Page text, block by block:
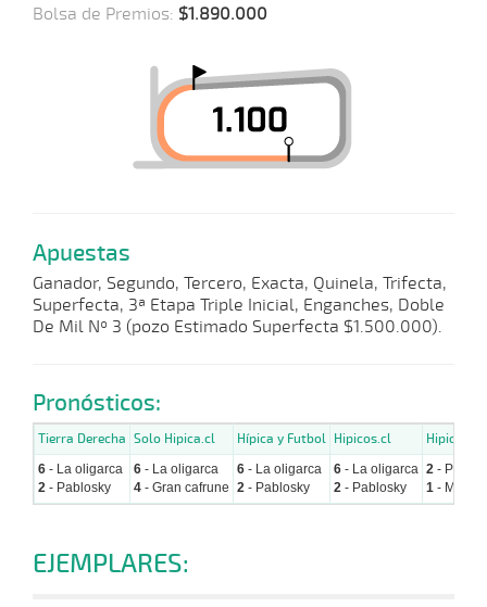
Bolsa de Premios: $1.890.000
Apuestas
Ganador, Segundo, Tercero, Exacta, Quinela, Trifecta,
Superfecta, 3ª Etapa Triple Inicial, Enganches, Doble
De Mil Nº 3 (pozo Estimado Superfecta $1.500.000).
Pronósticos:
Tierra Derecha Solo Hipica.cl Hípica y Futbol Hipicos.cl
6 - La oligarca
2 - Pablosky
6 - La oligarca
4 - Gran cafrune
6 - La oligarca
2 - Pablosky
6 - La oligarca
2 - Pablosky
2 -
1 -
EJEMPLARES: